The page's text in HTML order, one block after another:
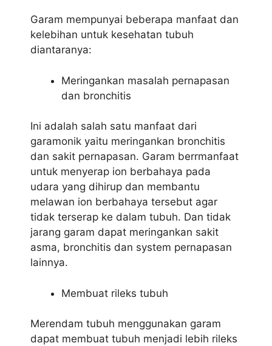
Garam mempunyai beberapa manfaat dan
kelebihan untuk kesehatan tubuh
diantaranya:
Meringankan masalah pernapasan
dan bronchitis
Ini adalah salah satu manfaat dari
garamonik yaitu meringankan bronchitis
dan sakit pernapasan. Garam berrmanfaat
untuk menyerap ion berbahaya pada
udara yang dihirup dan membantu
melawan ion berbahaya tersebut agar
tidak terserap ke dalam tubuh. Dan tidak
jarang garam dapat meringankan sakit
asma, bronchitis dan system pernapasan
lainnya.
Membuat rileks tubuh
Merendam tubuh menggunakan garam
dapat membuat tubuh menjadi lebih rileks